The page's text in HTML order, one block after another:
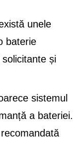
unele
baterie
și
sistemul
a bateriei.